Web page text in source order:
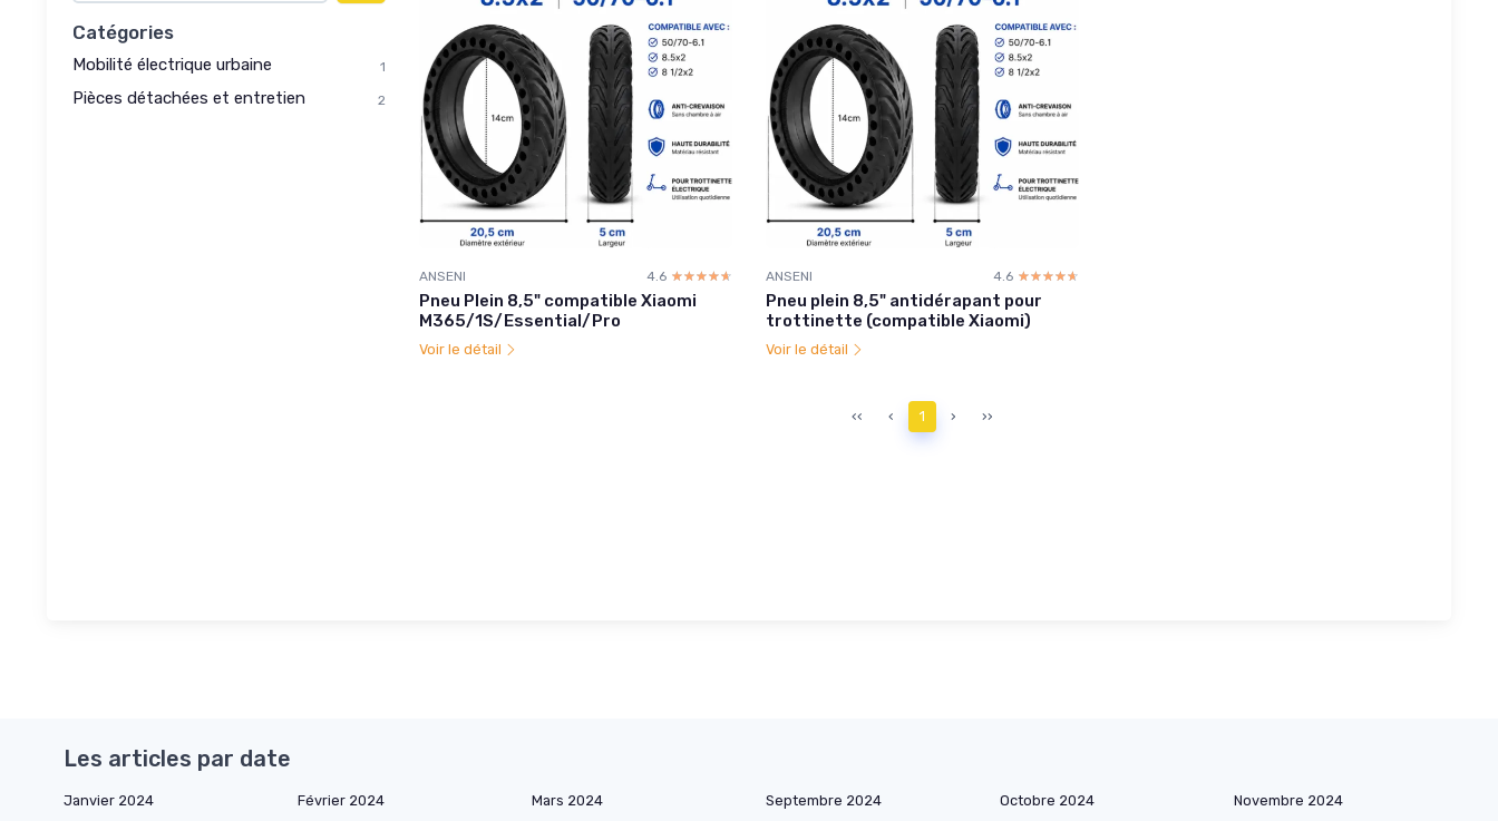
Catégories
Mobilité électrique urbaine 1
Pièces détachées et entretien 2
ANSENI 4.6 ☆☆☆☆☆
★★★★★
Pneu Plein 8,5" compatible Xiaomi
M365/1S/Essential/Pro
Voir le détail
ANSENI 4.6 ☆☆☆☆☆
★★★★★
Pneu plein 8,5" antidérapant pour
trottinette (compatible Xiaomi)
Voir le détail
‹‹ ‹ 1 › ››
Les articles par date
Janvier 2024 Février 2024 Mars 2024 Septembre 2024 Octobre 2024
Novembre 2024